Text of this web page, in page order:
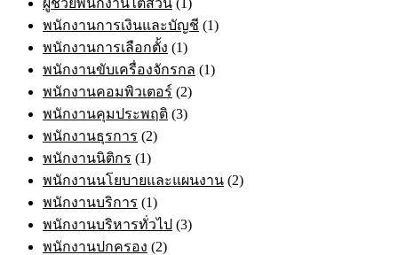
พนักงานการเงินและบัญชี (1)
พนักงานการเลือกตั้ง (1)
พนักงานขับเครื่องจักรกล (1)
พนักงานคอมพิวเตอร์ (2)
พนักงานคุมประพฤติ (3)
พนักงานธุรการ (2)
พนักงานนิติกร (1)
พนักงานนโยบายและแผนงาน (2)
พนักงานบริการ (1)
พนักงานบริหารทั่วไป (3)
พนักงานปกครอง (2)